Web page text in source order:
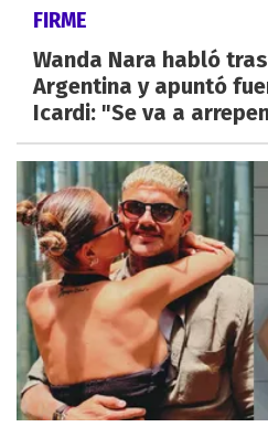
FIRME
Wanda Nara habló
Argentina y apuntó
Icardi: "Se va a